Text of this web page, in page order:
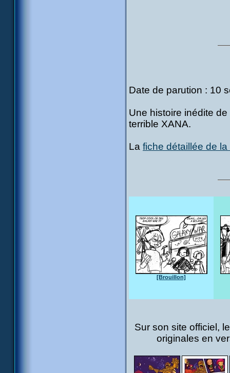
Date de parution : 10
Une histoire inédite
terrible XANA.
La fiche détaillée de la
[Brouillon]
Sur son site officiel,
originales en